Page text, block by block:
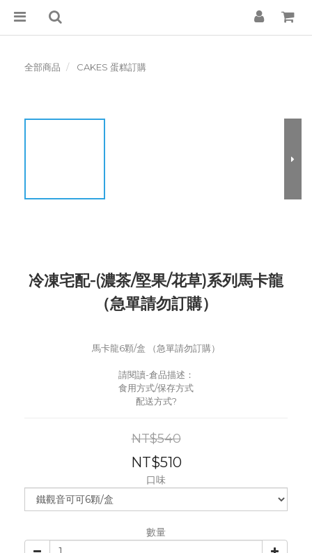
全部商品 CAKES 蛋糕訂購
冷凍宅配-(濃茶/堅果/花草)系列馬卡龍
（急單請勿訂購）
馬卡龍6顆/盒 （急單請勿訂購）
請閱讀-倉品描述：
食用方式/保存方式
配送方式?
NT$540
NT$510
口味
數量